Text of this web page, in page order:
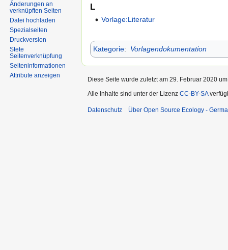
L
Vorlage:Literatur
Kategorie: Vorlagendokumentation
Änderungen an
verknüpften Seiten
Datei hochladen
Spezialseiten
Druckversion
Stete
Seitenverknüpfung
Seiten­informationen
Attribute anzeigen
Diese Seite wurde zuletzt am 29. Februar 2020
Alle Inhalte sind unter der Lizenz CC-BY-SA
Datenschutz Über Open Source Ecology -